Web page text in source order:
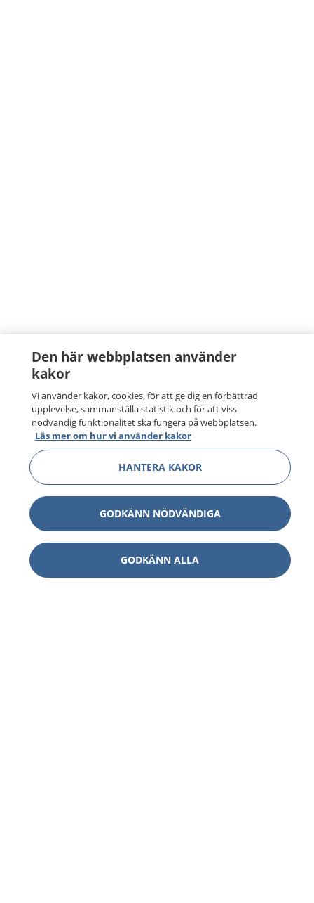
Den här webbplatsen använder
kakor
Vi använder kakor, cookies, för att ge dig en förbättrad
upplevelse, sammanställa statistik och för att viss
nödvändig funktionalitet ska fungera på webbplatsen.
Läs mer om hur vi använder kakor
HANTERA KAKOR
GODKÄNN NÖDVÄNDIGA
GODKÄNN ALLA